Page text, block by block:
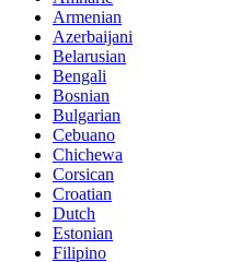
Armenian
Azerbaijani
Belarusian
Bengali
Bosnian
Bulgarian
Cebuano
Chichewa
Corsican
Croatian
Dutch
Estonian
Filipino